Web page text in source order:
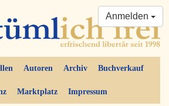
Autoren Archiv Buchverkauf
Marktplatz Impressum
Anmelden